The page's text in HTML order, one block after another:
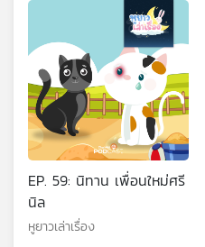
EP. 59: นิทาน เพื่อนใหม่ศรี
นิล
หูยาวเล่าเรื่อง